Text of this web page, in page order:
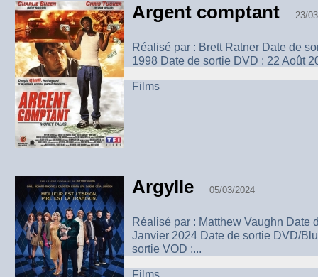
Argent comptant 23/
Réalisé par : Brett Ratner Date de
1998 Date de sortie DVD : 22 Août
Films
Argylle 05/03/2024
Réalisé par : Matthew Vaughn Date
Janvier 2024 Date de sortie DVD/
sortie VOD :...
Films